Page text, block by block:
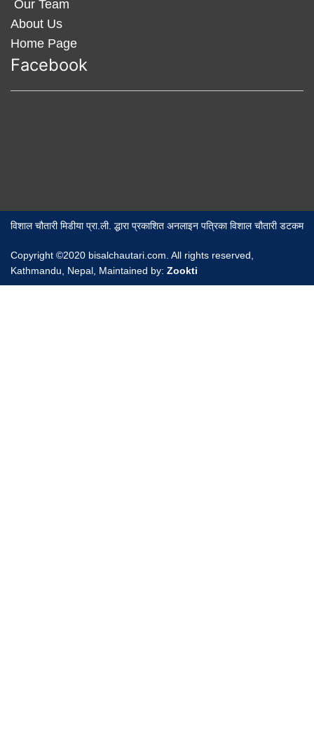
Our Team
About Us
Home Page
Facebook
विशाल चौतारी मिडीया प्रा.ली. द्धारा प्रकाशित अनलाइन पत्रिका विशाल चौतारी डटकम
Copyright ©2020 bisalchautari.com. All rights reserved,
Kathmandu, Nepal, Maintained by: Zookti